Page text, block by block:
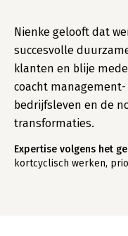
Nienke gelooft dat
succesvolle
klanten en blije
coacht
bedrijfsleven en de
transformaties.
Expertise volgens het
kortcyclisch werken,